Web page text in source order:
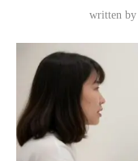
written by